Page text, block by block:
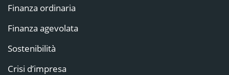
Finanza ordinaria
Finanza agevolata
Sostenibilità
Crisi d’impresa